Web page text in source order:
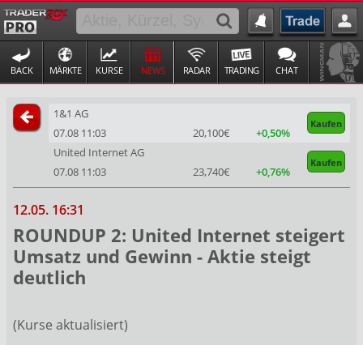
BACK MÄRKTE KURSE NEWS RADAR TRADING CHAT
1&1 AG
Kaufen
07.08 11:03 20,100€
+0,50%
United Internet AG
Kaufen
07.08 11:03 23,740€ +0,76%
12.05. 16:31
ROUNDUP 2: United Internet steigert
Umsatz und Gewinn - Aktie steigt
deutlich
(Kurse aktualisiert)